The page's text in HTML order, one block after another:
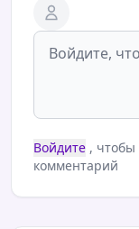
Войдите , чтобы
комментарий